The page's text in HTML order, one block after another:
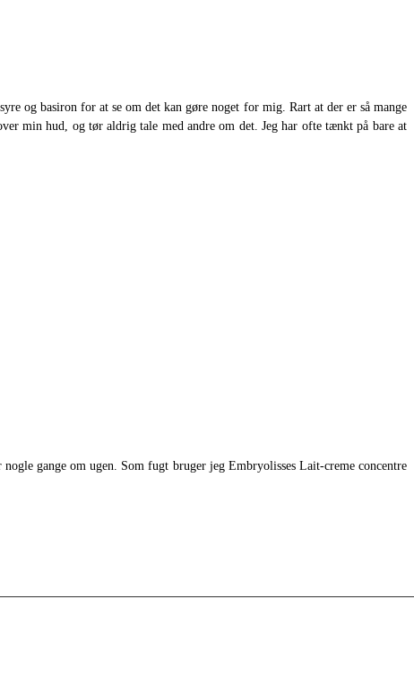
og basiron for at se om det kan gøre noget for mig. Rart at der er så mange
min hud, og tør aldrig tale med andre om det. Jeg har ofte tænkt på bare at
gange om ugen. Som fugt bruger jeg Embryolisses Lait-creme concentre